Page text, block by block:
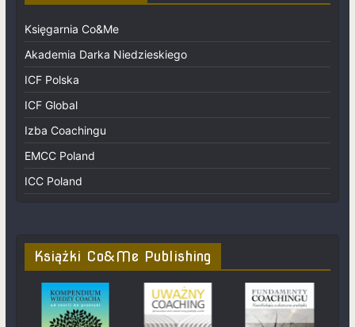
Księgarnia Co&Me
Akademia Darka Niedzieskiego
ICF Polska
ICF Global
Izba Coachingu
EMCC Poland
ICC Poland
Książki Co&Me Publishing